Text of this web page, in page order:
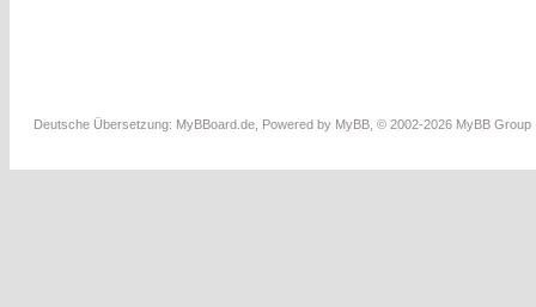
Deutsche Übersetzung: MyBBoard.de , Powered by MyBB , © 2002-2026 MyBB Group